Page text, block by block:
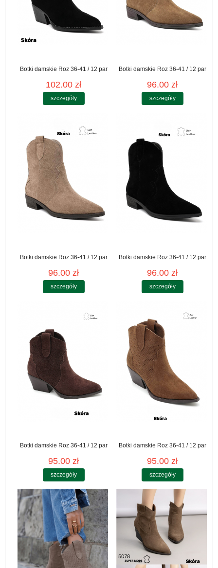
Botki damskie Roz 36-41 / 12 par
102.00 zł
szczegóły
Botki damskie Roz 36-41 / 12 par
96.00 zł
szczegóły
Botki damskie Roz 36-41 / 12 par
96.00 zł
szczegóły
Botki damskie Roz 36-41 / 12 par
96.00 zł
szczegóły
Botki damskie Roz 36-41 / 12 par
95.00 zł
szczegóły
Botki damskie Roz 36-41 / 12 par
95.00 zł
szczegóły